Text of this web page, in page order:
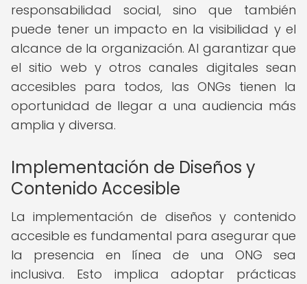
responsabilidad social, sino que también
puede tener un impacto en la visibilidad y el
alcance de la organización. Al garantizar que
el sitio web y otros canales digitales sean
accesibles para todos, las ONGs tienen la
oportunidad de llegar a una audiencia más
amplia y diversa.
Implementación de Diseños y
Contenido Accesible
La implementación de diseños y contenido
accesible es fundamental para asegurar que
la presencia en línea de una ONG sea
inclusiva. Esto implica adoptar prácticas